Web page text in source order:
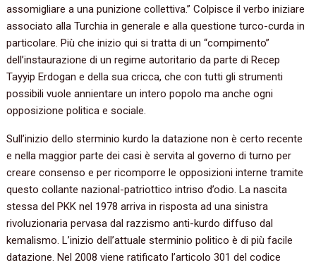
assomigliare a una punizione collettiva.‭” ‬Colpisce il verbo iniziare
associato alla Turchia in generale e alla questione turco-curda in
particolare.‭ ‬Più che inizio qui si tratta di un‭ “‬compimento‭”
‬dell’instaurazione di un regime autoritario da parte di Recep
Tayyip Erdogan e della sua cricca,‭ ‬che con tutti gli strumenti
possibili vuole annientare un intero popolo ma anche ogni
opposizione politica e sociale.
Sull’inizio dello sterminio kurdo la datazione non è certo recente
e nella maggior parte dei casi è servita al governo di turno per
creare consenso e per ricomporre le opposizioni interne tramite
questo collante nazional-patriottico intriso d’odio.‭ ‬La nascita
stessa del PKK nel‭ ‬1978‭ ‬arriva in risposta ad una sinistra
rivoluzionaria pervasa dal razzismo anti-kurdo diffuso dal
kemalismo.‭ ‬L’inizio dell’attuale sterminio politico è di più facile
datazione.‭ ‬Nel‭ ‬2008‭ ‬viene ratificato l’articolo‭ ‬301‭ ‬del codice